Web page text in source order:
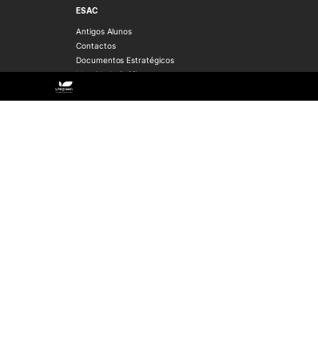
ESAC
Antigos Alunos
Contactos
Documentos Estratégicos
Identidade Gráfica
Qualidade